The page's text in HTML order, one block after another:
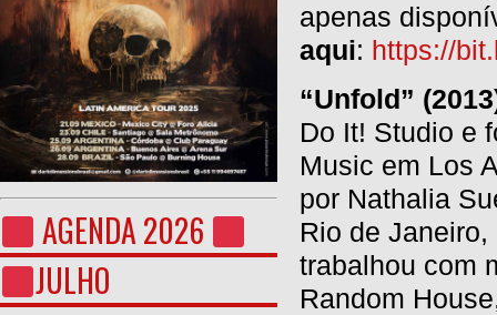
AGENDA 2026
JULHO
apenas
aqui: https://
“Unfold”
Do It! Studio e
Music em Los
por Nathalia
Rio de
trabalhou com
Random